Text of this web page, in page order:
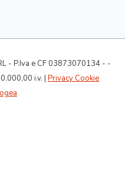
- P.Iva e CF 03873070134 - -
i.v. | Privacy Cookie